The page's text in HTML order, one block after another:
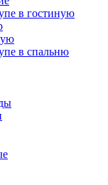
в гостиную
в спальню